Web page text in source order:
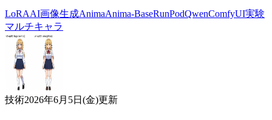
LoRAAI画像生成AnimaAnima-BaseRunPodQwenComfyUI実験
マルチキャラ
技術2026年6月5日(金)更新